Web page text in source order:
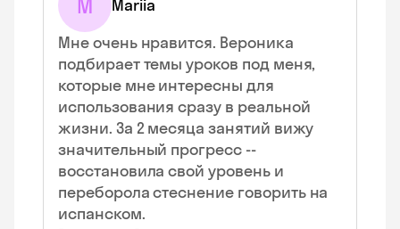
M Mariia
Мне очень нравится. Вероника
подбирает темы уроков под меня,
которые мне интересны для
использования сразу в реальной
жизни. За 2 месяца занятий вижу
значительный прогресс --
восстановила свой уровень и
переборола стеснение говорить на
испанском.